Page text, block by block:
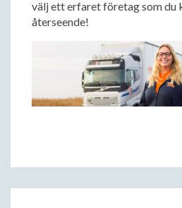
välj ett erfaret företag som du
återseende!